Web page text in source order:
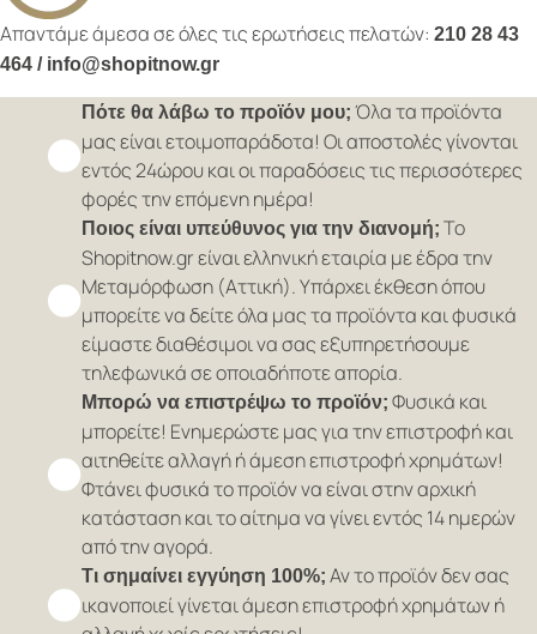
Απαντάμε άμεσα σε όλες τις ερωτήσεις πελατών: 210 28 43
464 / info@shopitnow.gr
Πότε θα λάβω το προϊόν μου; Όλα τα προϊόντα
μας είναι ετοιμοπαράδοτα! Οι αποστολές γίνονται
εντός 24ώρου και οι παραδόσεις τις περισσότερες
φορές την επόμενη ημέρα!
Ποιος είναι υπεύθυνος για την διανομή; Το
Shopitnow.gr είναι ελληνική εταιρία με έδρα την
Μεταμόρφωση (Αττική). Υπάρχει έκθεση όπου
μπορείτε να δείτε όλα μας τα προϊόντα και φυσικά
είμαστε διαθέσιμοι να σας εξυπηρετήσουμε
τηλεφωνικά σε οποιαδήποτε απορία.
Μπορώ να επιστρέψω το προϊόν; Φυσικά και
μπορείτε! Ενημερώστε μας για την επιστροφή και
αιτηθείτε αλλαγή ή άμεση επιστροφή χρημάτων!
Φτάνει φυσικά το προϊόν να είναι στην αρχική
κατάσταση και το αίτημα να γίνει εντός 14 ημερών
από την αγορά.
Τι σημαίνει εγγύηση 100%; Αν το προϊόν δεν σας
ικανοποιεί γίνεται άμεση επιστροφή χρημάτων ή